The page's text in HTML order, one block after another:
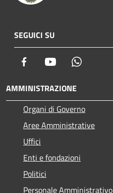
SEGUICI SU
Facebook Youtube
AMMINISTRAZIONE
Organi di Governo
Aree Amministrative
Uffici
Enti e fondazioni
Politici
Personale Amministrativo